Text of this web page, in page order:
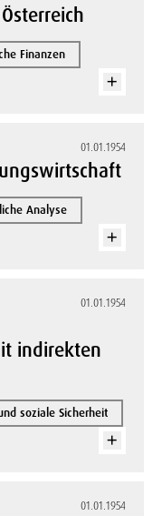
Finanzen
01.01.1954
Analyse
01.01.1954
indirekten
soziale Sicherheit
01.01.1954